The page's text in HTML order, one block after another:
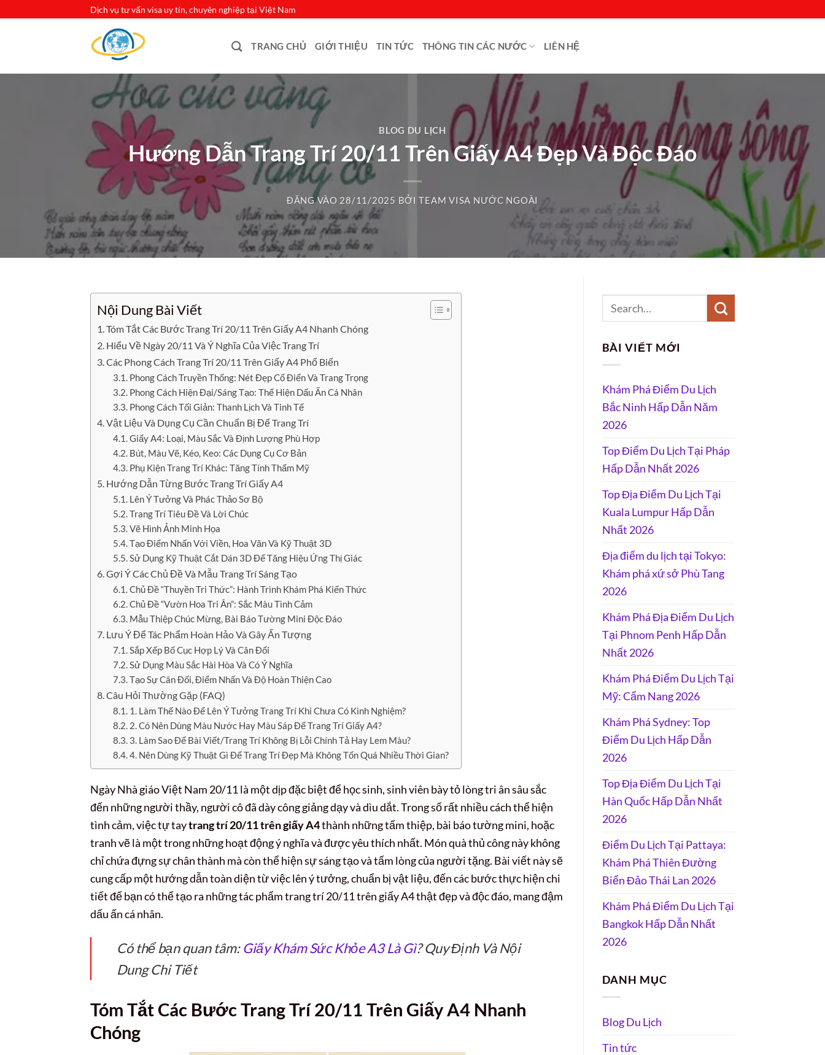
Dịch vụ tư vấn visa uy tín, chuyên nghiệp tại Việt Nam
TRANG CHỦ GIỚI THIỆU TIN TỨC THÔNG TIN CÁC NƯỚC LIÊN HỆ
BLOG DU LỊCH
Hướng Dẫn Trang Trí 20/11 Trên Giấy A4 Đẹp Và Độc Đáo
ĐĂNG VÀO 28/11/2025 BỞITEAM VISA NƯỚC NGOÀI
Nội Dung Bài Viết
Tóm Tắt Các Bước Trang Trí 20/11 Trên Giấy A4 Nhanh Chóng
Hiểu Về Ngày 20/11 Và Ý Nghĩa Của Việc Trang Trí
Các Phong Cách Trang Trí 20/11 Trên Giấy A4 Phổ Biến
Phong Cách Truyền Thống: Nét Đẹp Cổ Điển Và Trang Trọng
Phong Cách Hiện Đại/Sáng Tạo: Thể Hiện Dấu Ấn Cá Nhân
Phong Cách Tối Giản: Thanh Lịch Và Tinh Tế
Vật Liệu Và Dụng Cụ Cần Chuẩn Bị Để Trang Trí
Giấy A4: Loại, Màu Sắc Và Định Lượng Phù Hợp
Bút, Màu Vẽ, Kéo, Keo: Các Dụng Cụ Cơ Bản
Phụ Kiện Trang Trí Khác: Tăng Tính Thẩm Mỹ
Hướng Dẫn Từng Bước Trang Trí Giấy A4
Lên Ý Tưởng Và Phác Thảo Sơ Bộ
Trang Trí Tiêu Đề Và Lời Chúc
Vẽ Hình Ảnh Minh Họa
Tạo Điểm Nhấn Với Viền, Hoa Văn Và Kỹ Thuật 3D
Sử Dụng Kỹ Thuật Cắt Dán 3D Để Tăng Hiệu Ứng Thị Giác
Gợi Ý Các Chủ Đề Và Mẫu Trang Trí Sáng Tạo
Chủ Đề “Thuyền Tri Thức”: Hành Trình Khám Phá Kiến Thức
Chủ Đề “Vườn Hoa Tri Ân”: Sắc Màu Tình Cảm
Mẫu Thiệp Chúc Mừng, Bài Báo Tường Mini Độc Đáo
Lưu Ý Để Tác Phẩm Hoàn Hảo Và Gây Ấn Tượng
Sắp Xếp Bố Cục Hợp Lý Và Cân Đối
Sử Dụng Màu Sắc Hài Hòa Và Có Ý Nghĩa
Tạo Sự Cân Đối, Điểm Nhấn Và Độ Hoàn Thiện Cao
Câu Hỏi Thường Gặp (FAQ)
1. Làm Thế Nào Để Lên Ý Tưởng Trang Trí Khi Chưa Có Kinh Nghiệm?
2. Có Nên Dùng Màu Nước Hay Màu Sáp Để Trang Trí Giấy A4?
3. Làm Sao Để Bài Viết/Trang Trí Không Bị Lỗi Chính Tả Hay Lem Màu?
4. Nên Dùng Kỹ Thuật Gì Để Trang Trí Đẹp Mà Không Tốn Quá Nhiều Thời Gian?
Ngày Nhà giáo Việt Nam 20/11 là một dịp đặc biệt để học sinh, sinh viên bày tỏ lòng tri ân sâu sắc
đến những người thầy, người cô đã dày công giảng dạy và dìu dắt. Trong số rất nhiều cách thể hiện
tình cảm, việc tự taytrang trí 20/11 trên giấy A4thành những tấm thiệp, bài báo tường mini, hoặc
tranh vẽ là một trong những hoạt động ý nghĩa và được yêu thích nhất. Món quà thủ công này không
chỉ chứa đựng sự chân thành mà còn thể hiện sự sáng tạo và tấm lòng của người tặng. Bài viết này sẽ
cung cấp một hướng dẫn toàn diện từ việc lên ý tưởng, chuẩn bị vật liệu, đến các bước thực hiện chi
tiết để bạn có thể tạo ra những tác phẩm trang trí 20/11 trên giấy A4 thật đẹp và độc đáo, mang đậm
dấu ấn cá nhân.
Có thể bạn quan tâm:Giấy Khám Sức Khỏe A3 Là Gì? Quy Định Và Nội
Dung Chi Tiết
Tóm Tắt Các Bước Trang Trí 20/11 Trên Giấy A4 Nhanh
Chóng
BÀI VIẾT MỚI
Khám Phá Điểm Du Lịch
Bắc Ninh Hấp Dẫn Năm
2026
Top Điểm Du Lịch Tại Pháp
Hấp Dẫn Nhất 2026
Top Địa Điểm Du Lịch Tại
Kuala Lumpur Hấp Dẫn
Nhất 2026
Địa điểm du lịch tại Tokyo:
Khám phá xứ sở Phù Tang
2026
Khám Phá Địa Điểm Du Lịch
Tại Phnom Penh Hấp Dẫn
Nhất 2026
Khám Phá Điểm Du Lịch Tại
Mỹ: Cẩm Nang 2026
Khám Phá Sydney: Top
Điểm Du Lịch Hấp Dẫn
2026
Top Địa Điểm Du Lịch Tại
Hàn Quốc Hấp Dẫn Nhất
2026
Điểm Du Lịch Tại Pattaya:
Khám Phá Thiên Đường
Biển Đảo Thái Lan 2026
Khám Phá Điểm Du Lịch Tại
Bangkok Hấp Dẫn Nhất
2026
DANH MỤC
Blog Du Lịch
Tin tức